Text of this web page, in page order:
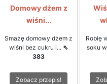
Domowy dżem z
wiśni...
Smażę domowy dżem z
wiśni bez cukru i... ⇖
383
Zobacz przepis!
Robię
soku